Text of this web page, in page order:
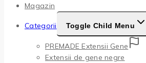
Magazin
Categorii Toggle Child Menu
PREMADE Extensii Gene
Extensii de gene negre